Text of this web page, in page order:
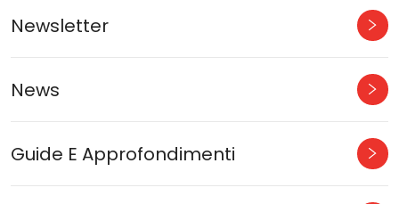
Newsletter
News
Guide E Approfondimenti